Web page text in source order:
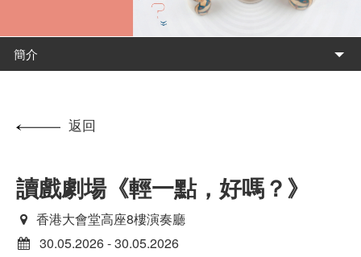
簡介
返回
讀戲劇場《輕一點，好嗎？》
香港大會堂高座8樓演奏廳
30.05.2026 - 30.05.2026